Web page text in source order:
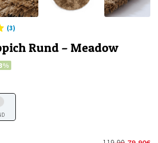
(3)
Rund – Meadow